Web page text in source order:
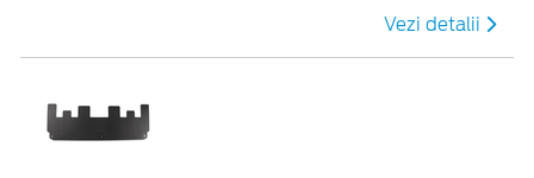
Vezi detalii